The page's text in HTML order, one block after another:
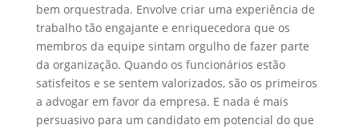
bem orquestrada. Envolve criar uma experiência de
trabalho tão engajante e enriquecedora que os
membros da equipe sintam orgulho de fazer parte
da organização. Quando os funcionários estão
satisfeitos e se sentem valorizados, são os primeiros
a advogar em favor da empresa. E nada é mais
persuasivo para um candidato em potencial do que